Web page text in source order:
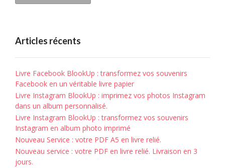
Articles récents
Livre Facebook BlookUp : transformez vos souvenirs
Facebook en un véritable livre papier
Livre Instagram BlookUp : imprimez vos photos Instagram
dans un album personnalisé.
Livre Instagram BlookUp : transformez vos souvenirs
Instagram en album photo imprimé
Nouveau Service : votre PDF A5 en livre relié.
Nouveau service : votre PDF en livre relié. Livraison en 3
jours.